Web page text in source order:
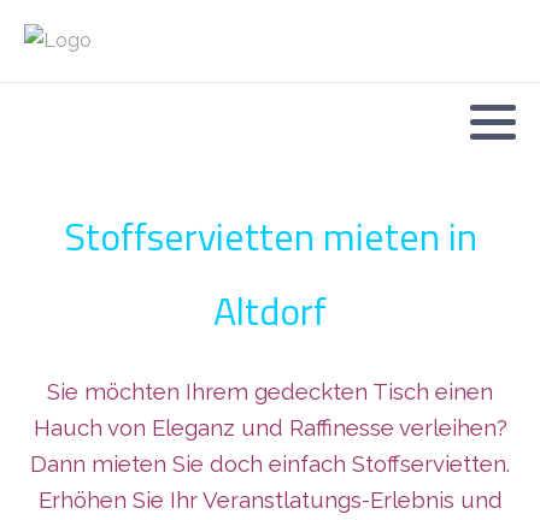
Stoffservietten mieten in
Altdorf
Sie möchten Ihrem gedeckten Tisch einen
Hauch von Eleganz und Raffinesse verleihen?
Dann mieten Sie doch einfach Stoffservietten.
Erhöhen Sie Ihr Veranstlatungs-Erlebnis und